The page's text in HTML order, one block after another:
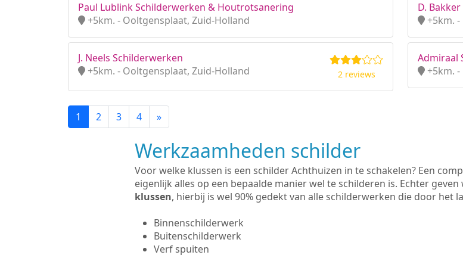
Paul Lublink Schilderwerken & Houtrotsanering
+5km. - Ooltgensplaat, Zuid-Holland
D.
+5km.
J. Neels Schilderwerken
+5km. - Ooltgensplaat, Zuid-Holland
2 reviews
Admiraal
+5km.
1 2 3 4 »
Werkzaamheden schilder
Voor welke klussen is een schilder Achthuizen in te schakelen? Een
eigenlijk alles op een bepaalde manier wel te schilderen is. Echter
klussen, hierbij is wel 90% gedekt van alle schilderwerken die door het
Binnenschilderwerk
Buitenschilderwerk
Verf spuiten